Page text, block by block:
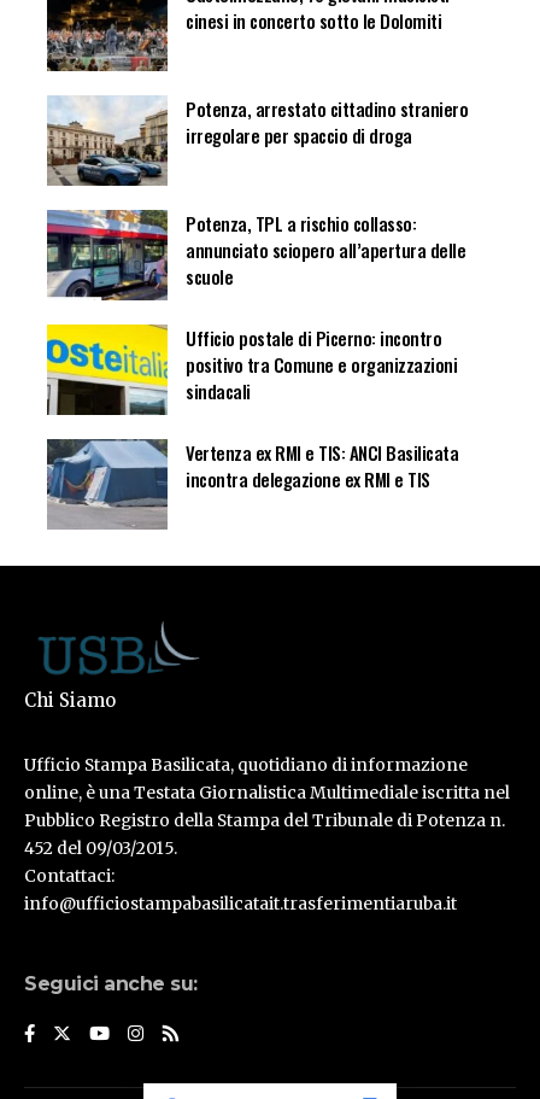
cinesi in concerto sotto le Dolomiti
Potenza, arrestato cittadino straniero
irregolare per spaccio di droga
Potenza, TPL a rischio collasso:
annunciato sciopero all’apertura delle
scuole
Ufficio postale di Picerno: incontro
positivo tra Comune e organizzazioni
sindacali
Vertenza ex RMI e TIS: ANCI Basilicata
incontra delegazione ex RMI e TIS
Chi Siamo
Ufficio Stampa Basilicata, quotidiano di informazione
online, è una Testata Giornalistica Multimediale iscritta nel
Pubblico Registro della Stampa del Tribunale di Potenza n.
452 del 09/03/2015.
Contattaci:
info@ufficiostampabasilicatait.trasferimentiaruba.it
Seguici anche su: